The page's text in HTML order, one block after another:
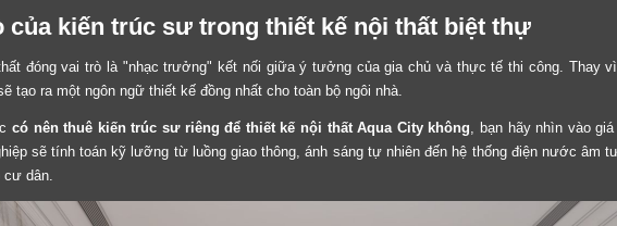
của kiến trúc sư trong thiết kế nội thất biệt thự
đóng vai trò là "nhạc trưởng" kết nối giữa ý tưởng của gia chủ và thực tế thi công. Thay
tạo ra một ngôn ngữ thiết kế đồng nhất cho toàn bộ ngôi nhà.
có nên thuê kiến trúc sư riêng để thiết kế nội thất Aqua City không, bạn hãy nhìn vào
sẽ tính toán kỹ lưỡng từ luồng giao thông, ánh sáng tự nhiên đến hệ thống điện nước âm
cư dân.